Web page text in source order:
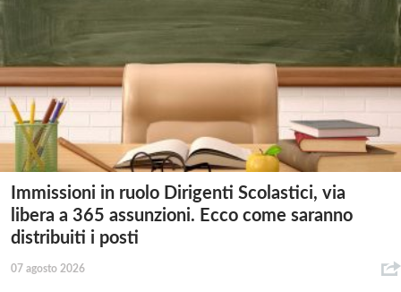
Immissioni in ruolo Dirigenti Scolastici, via
libera a 365 assunzioni. Ecco come saranno
distribuiti i posti
07 agosto 2026